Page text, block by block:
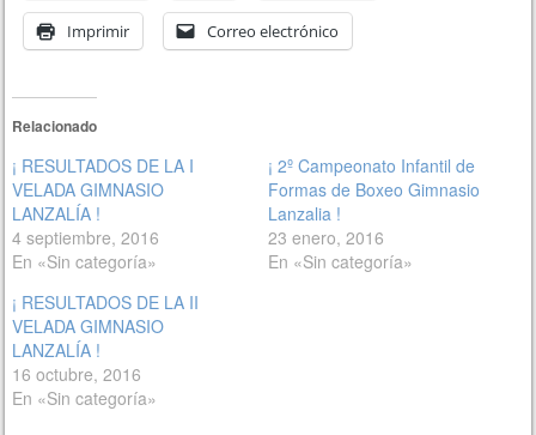
Imprimir Correo electrónico
Relacionado
¡ RESULTADOS DE LA I
VELADA GIMNASIO
LANZALÍA !
4 septiembre, 2016
En «Sin categoría»
¡ 2º Campeonato Infantil de
Formas de Boxeo Gimnasio
Lanzalia !
23 enero, 2016
En «Sin categoría»
¡ RESULTADOS DE LA II
VELADA GIMNASIO
LANZALÍA !
16 octubre, 2016
En «Sin categoría»